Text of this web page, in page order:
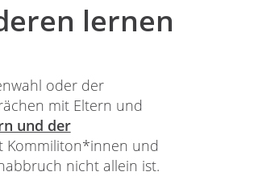
lernen
oder der
mit Eltern und
und der
Kommiliton*innen und
nicht allein ist.